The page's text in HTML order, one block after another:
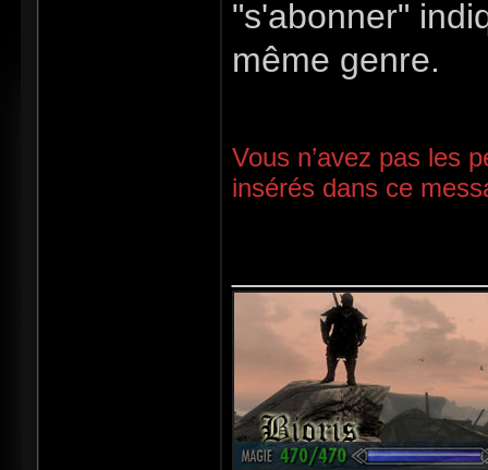
"s'abonner"
même genre.
Vous n’avez pas les
insérés dans ce